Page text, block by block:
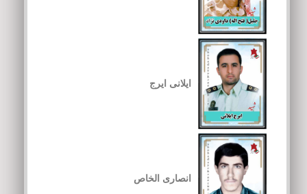
ایلانی ایرج
انصاری الخاص